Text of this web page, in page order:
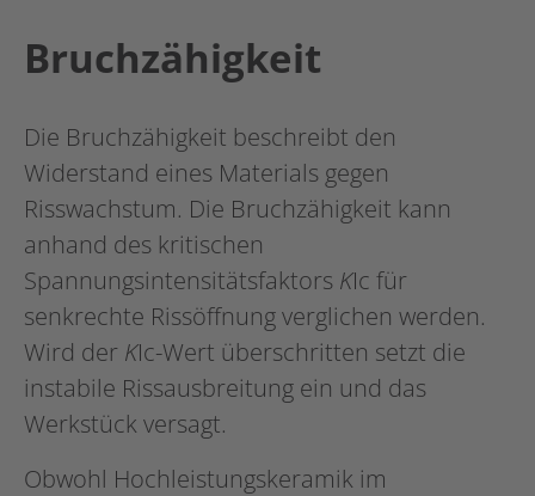
Bruchzähigkeit
Die Bruchzähigkeit beschreibt den
Widerstand eines Materials gegen
Risswachstum. Die Bruchzähigkeit kann
anhand des kritischen
Spannungsintensitätsfaktors KIc für
senkrechte Rissöffnung verglichen werden.
Wird der KIc-Wert überschritten setzt die
instabile Rissausbreitung ein und das
Werkstück versagt.
Obwohl Hochleistungskeramik im